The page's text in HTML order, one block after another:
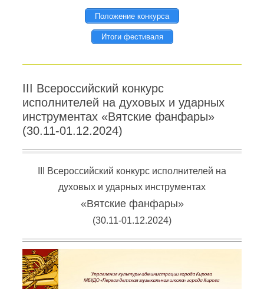
Положение конкурса
Итоги фестиваля
III Всероссийский конкурс
исполнителей на духовых и ударных
инструментах «Вятские фанфары»
(30.11-01.12.2024)
III Всероссийский конкурс исполнителей на
духовых и ударных инструментах
«Вятские фанфары»
(30.11-01.12.2024)